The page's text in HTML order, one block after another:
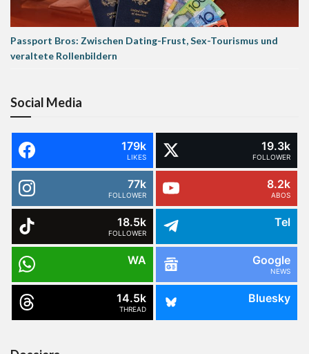
Passport Bros: Zwischen Dating-Frust, Sex-Tourismus und
veraltete Rollenbildern
Social Media
179k
LIKES
19.3k
FOLLOWER
77k
FOLLOWER
8.2k
ABOS
18.5k
FOLLOWER
Tel
WA Google
NEWS
14.5k
THREAD
Bluesky